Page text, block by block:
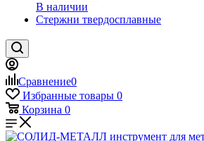
В наличии
Стержни твердосплавные
Сравнение0
Избранные товары 0
Корзина 0